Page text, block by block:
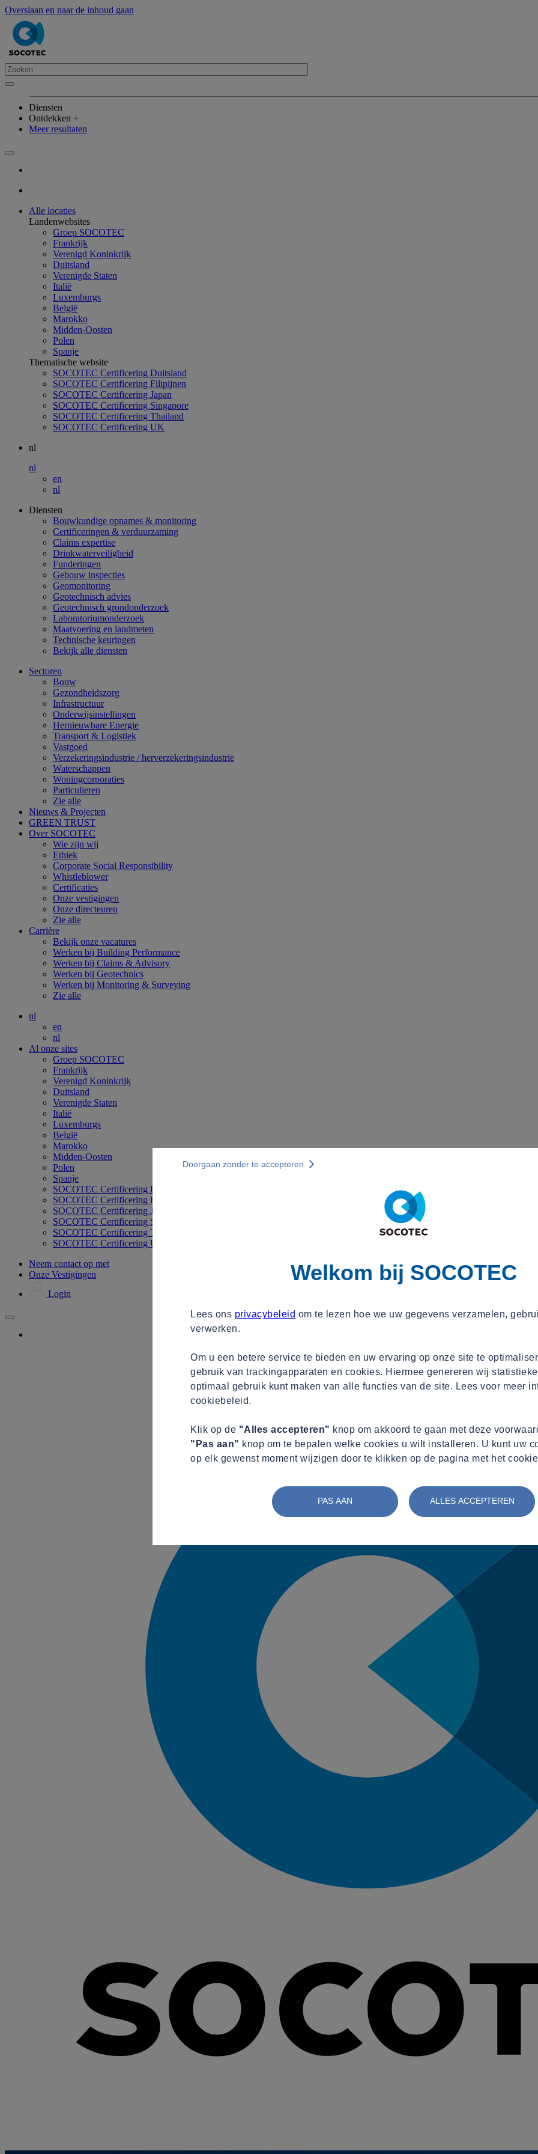
Overslaan en naar de inhoud gaan
Diensten
Ontdekken +
Meer resultaten
Alle locaties
Landenwebsites
Groep SOCOTEC
Frankrijk
Verenigd Koninkrijk
Duitsland
Verenigde Staten
Italië
Luxemburgs
België
Marokko
Midden-Oosten
Polen
Spanje
Thematische website
SOCOTEC Certificering Duitsland
SOCOTEC Certificering Filipijnen
SOCOTEC Certificering Japan
SOCOTEC Certificering Singapore
SOCOTEC Certificering Thailand
SOCOTEC Certificering UK
nl
nl
en
nl
Diensten
Bouwkundige opnames & monitoring
Certificeringen & verduurzaming
Claims expertise
Drinkwaterveiligheid
Funderingen
Gebouw inspecties
Geomonitoring
Geotechnisch advies
Geotechnisch grondonderzoek
Laboratoriumonderzoek
Maatvoering en landmeten
Technische keuringen
Bekijk alle diensten
Sectoren
Bouw
Gezondheidszorg
Infrastructuur
Onderwijsinstellingen
Hernieuwbare Energie
Transport & Logistiek
Vastgoed
Verzekeringsindustrie / herverzekeringsindustrie
Waterschappen
Woningcorporaties
Particulieren
Zie alle
Nieuws & Projecten
GREEN TRUST
Over SOCOTEC
Wie zijn wij
Ethiek
Corporate Social Responsibility
Whistleblower
Certificaties
Onze vestigingen
Onze directeuren
Zie alle
Carrière
Bekijk onze vacatures
Werken bij Building Performance
Werken bij Claims & Advisory
Werken bij Geotechnics
Werken bij Monitoring & Surveying
Zie alle
nl
en
nl
Al onze sites
Groep SOCOTEC
Frankrijk
Verenigd Koninkrijk
Duitsland
Verenigde Staten
Italië
Luxemburgs
België
Marokko
Midden-Oosten
Polen
Spanje
SOCOTEC Certificering Duitsland
SOCOTEC Certificering Filipijnen
SOCOTEC Certificering Japan
SOCOTEC Certificering Singapore
SOCOTEC Certificering Thailand
SOCOTEC Certificering UK
Neem contact op met
Onze Vestigingen
Login
Welkom bij SOCOTEC
Lees ons privacybeleid om te lezen hoe we uw gegevens verzamelen,
verwerken.
Om u een betere service te bieden en uw ervaring op onze site te
gebruik van trackingapparaten en cookies. Hiermee genereren wij
optimaal gebruik kunt maken van alle functies van de site. Lees voor meer
cookiebeleid.
Klik op de "Alles accepteren" knop om akkoord te gaan met deze
"Pas aan" knop om te bepalen welke cookies u wilt installeren. U kunt uw
op elk gewenst moment wijzigen door te klikken op de pagina met het
PAS AAN ALLES ACCEPTEREN
Doorgaan zonder te accepteren